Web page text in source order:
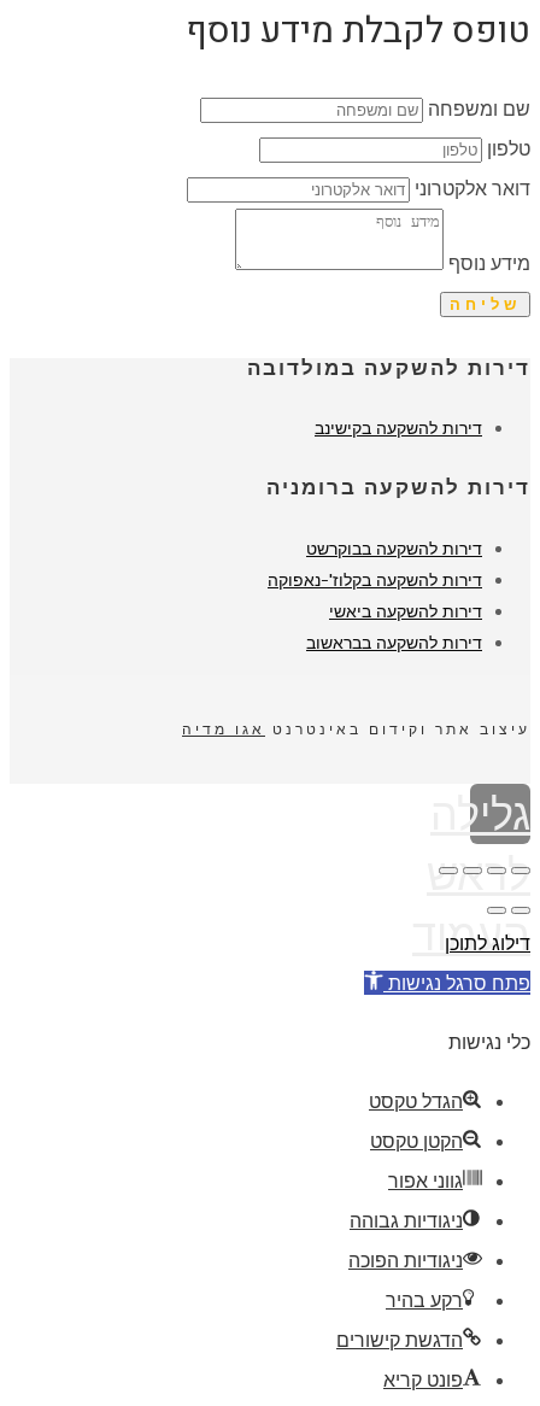
טופס לקבלת מידע נוסף
שם ומשפחה
טלפון
דואר אלקטרוני
מידע נוסף
שליחה
דירות להשקעה במולדובה
דירות להשקעה בקישינב
דירות להשקעה ברומניה
דירות להשקעה בבוקרשט
דירות להשקעה בקלוז'-נאפוקה
דירות להשקעה ביאשי
דירות להשקעה בבראשוב
עיצוב אתר וקידום באינטרנט אגו מדיה
גלילה
לראש
העמוד
דילוג לתוכן
פתח סרגל נגישות
כלי נגישות
הגדל טקסט
הקטן טקסט
גווני אפור
ניגודיות גבוהה
ניגודיות הפוכה
רקע בהיר
הדגשת קישורים
פונט קריא